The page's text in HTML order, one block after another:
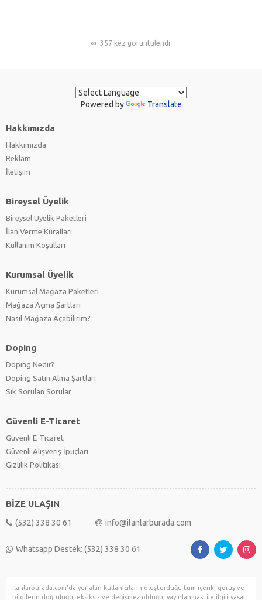
357 kez görüntülendi.
Powered by Translate
Hakkımızda
Hakkımızda
Reklam
İletişim
Bireysel Üyelik
Bireysel Üyelik Paketleri
İlan Verme Kuralları
Kullanım Koşulları
Kurumsal Üyelik
Kurumsal Mağaza Paketleri
Mağaza Açma Şartları
Nasıl Mağaza Açabilirim?
Doping
Doping Nedir?
Doping Satın Alma Şartları
Sık Sorulan Sorular
Güvenli E-Ticaret
Güvenli E-Ticaret
Güvenli Alışveriş İpuçları
Gizlilik Politikası
BİZE ULAŞIN
(532) 338 30 61 info@ilanlarburada.com
Whatsapp Destek: (532) 338 30 61
ilanlarburada.com'da yer alan kullanıcıların oluşturduğu tüm içerik, görüş ve
bilgilerin doğruluğu, eksiksiz ve değişmez olduğu, yayınlanması ile ilgili yasal